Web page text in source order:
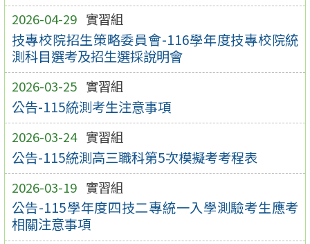
2026-04-29 實習組
技專校院招生策略委員會-116學年度技專校院統
測科目選考及招生選採說明會
2026-03-25 實習組
公告-115統測考生注意事項
2026-03-24 實習組
公告-115統測高三職科第5次模擬考考程表
2026-03-19 實習組
公告-115學年度四技二專統一入學測驗考生應考
相關注意事項